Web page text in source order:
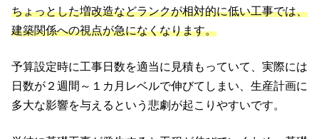
ちょっとした増改造などランクが相対的に低い工事では、
建築関係への視点が急になくなります。
予算設定時に工事日数を適当に見積もっていて、実際には
日数が２週間～１カ月レベルで伸びてしまい、生産計画に
多大な影響を与えるという悲劇が起こりやすいです。